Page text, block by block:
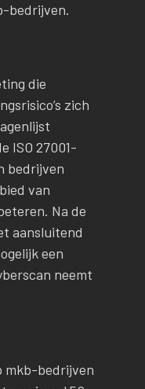
bedrijven.
die
zich
ISO 27001-
bedrijven
van
Na de
aansluitend
een
neemt
mkb-bedrijven